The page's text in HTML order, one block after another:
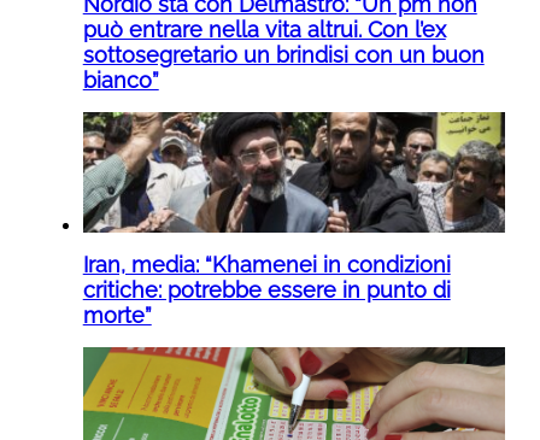
può entrare nella vita altrui. Con l’ex
sottosegretario un brindisi con un buon
bianco”
Iran, media: “Khamenei in condizioni
critiche: potrebbe essere in punto di
morte”